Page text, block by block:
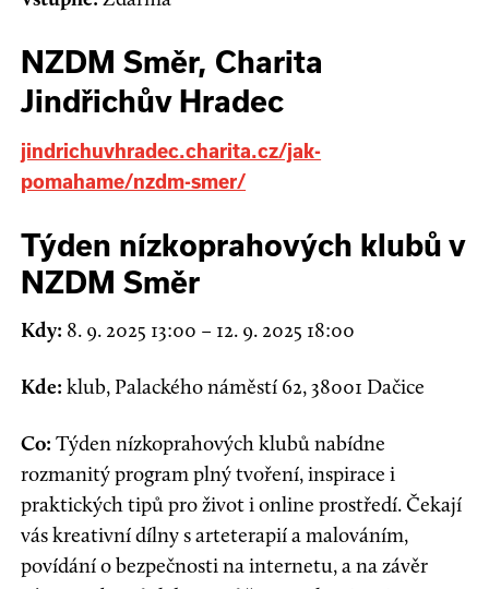
NZDM Směr, Charita
Jindřichův Hradec
jindrichuvhradec.charita.cz/jak-
pomahame/nzdm-smer/
Týden nízkoprahových klubů v
NZDM Směr
Kdy: 8. 9. 2025 13:00 – 12. 9. 2025 18:00
Kde: klub, Palackého náměstí 62,38001 Dačice
Co:Týden nízkoprahových klubů nabídne
rozmanitý program plný tvoření, inspirace i
praktických tipů pro život i online prostředí. Čekají
vás kreativní dílny s arteterapií a malováním,
povídání o bezpečnosti na internetu, a na závěr